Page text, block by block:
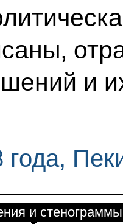
и
и стенограммы